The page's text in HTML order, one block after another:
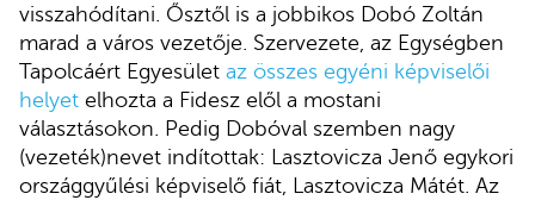
visszahódítani. Ősztől is a jobbikos Dobó Zoltán
marad a város vezetője. Szervezete, az Egységben
Tapolcáért Egyesület az összes egyéni képviselői
helyet elhozta a Fidesz elől a mostani
választásokon. Pedig Dobóval szemben nagy
(vezeték)nevet indítottak: Lasztovicza Jenő egykori
országgyűlési képviselő fiát, Lasztovicza Mátét. Az